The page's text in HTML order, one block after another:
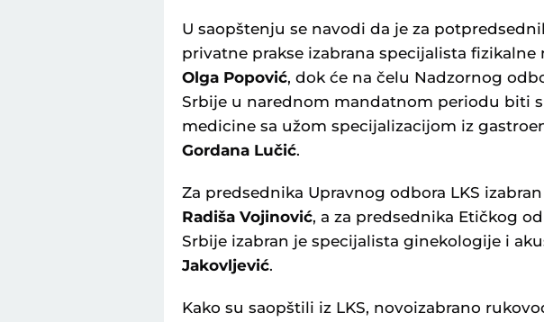
U saopštenju se navodi da je za
privatne prakse izabrana specijalista
Olga Popović, dok će na čelu Nadzornog
Srbije u narednom mandatnom periodu biti
medicine sa užom specijalizacijom iz
Gordana Lučić.
Za predsednika Upravnog odbora LKS
Radiša Vojinović, a za predsednika Etičkog
Srbije izabran je specijalista ginekologije i
Jakovljević.
Kako su saopštili iz LKS, novoizabrano